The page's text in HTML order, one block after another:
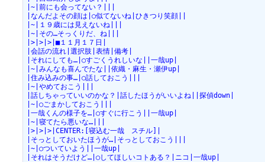
|~|前にも会ってない？|||
|なんだよその顔は|○似てないね|ひきつり笑顔||
|~|１９歳には見えないね|||
|~|その…そっくりだ、ね|||
|>|>|>|■１１月１７日|
|会話の流れ|選択肢|表情|備考|
|それにしても…|○すごくうれしいな||一哉up|
|~|みんなも喜んでたな||依織・麻生・瀬伊up|
|住み込みの事…|○話しておこう|||
|~|やめておこう|||
|話しちゃっていいのかな？|話したほうがいいよね||探偵down|
|~|○ごまかしておこう|||
|一哉くんの様子を…|○すぐに行こう||一哉up|
|~|寝てたら悪いな…|||
|>|>|>|CENTER:[寝込む一哉　スチル]|
|そっとしておいたほうが…|そっとしておこう|||
|~|○ついていよう||一哉up|
|それはそうだけど…|○してほしいコトある？|ニコ|一哉up|